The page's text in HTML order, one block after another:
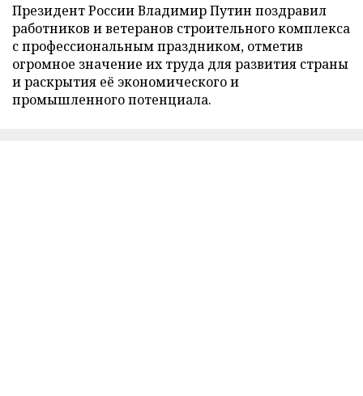
Президент России Владимир Путин поздравил
работников и ветеранов строительного комплекса
с профессиональным праздником, отметив
огромное значение их труда для развития страны
и раскрытия её экономического и
промышленного потенциала.